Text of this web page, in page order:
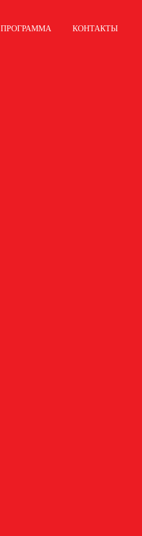
ПРОГРАММА КОНТАКТЫ